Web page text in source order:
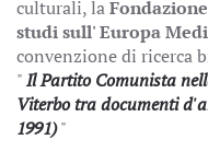
culturali, la
studi sull' Europa
convenzione di ricerca
"Il Partito Comunista
Viterbo tra documenti
1991)"